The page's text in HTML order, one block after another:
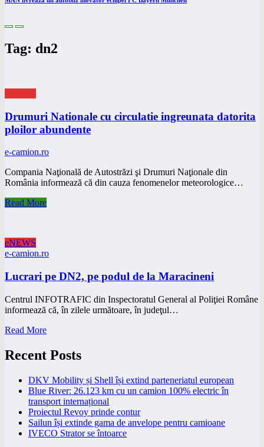
Tag: dn2
Drumuri Nationale cu circulatie ingreunata datorita
ploilor abundente
e-camion.ro
Compania Naţională de Autostrăzi şi Drumuri Naţionale din
România informează că din cauza fenomenelor meteorologice…
Read More
eNEWS
e-camion.ro
Lucrari pe DN2, pe podul de la Maracineni
Centrul INFOTRAFIC din Inspectoratul General al Poliţiei Române
informează că, în zilele următoare, în judeţul…
Read More
Recent Posts
DKV Mobility și Shell își extind parteneriatul european
Blue River: 26.123 km cu un camion 100% electric în
transport internațional
Proiectul Revoy prinde contur
Sailun își extinde gama de anvelope pentru camioane
IVECO Strator se întoarce